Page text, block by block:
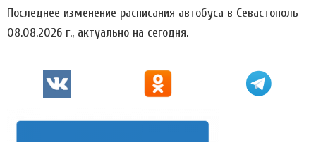
Последнее изменение расписания автобуса в Севастополь -
08.08.2026 г., актуально на сегодня.